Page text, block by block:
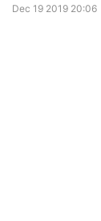
Dec 19 2019 20:06